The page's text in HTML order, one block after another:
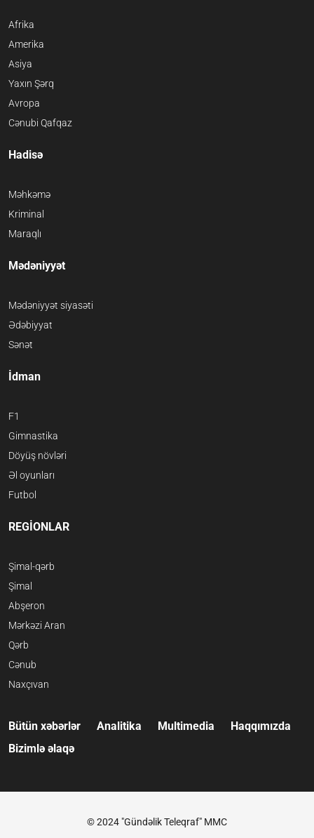
Afrika
Amerika
Asiya
Yaxın Şərq
Avropa
Cənubi Qafqaz
Hadisə
Məhkəmə
Kriminal
Maraqlı
Mədəniyyət
Mədəniyyət siyasəti
Ədəbiyyat
Sənət
İdman
F1
Gimnastika
Döyüş növləri
Əl oyunları
Futbol
REGİONLAR
Şimal-qərb
Şimal
Abşeron
Mərkəzi Aran
Qərb
Cənub
Naxçıvan
Bütün xəbərlər Analitika Multimedia
Haqqımızda
Bizimlə əlaqə
© 2024 "Gündəlik Teleqraf" MMC